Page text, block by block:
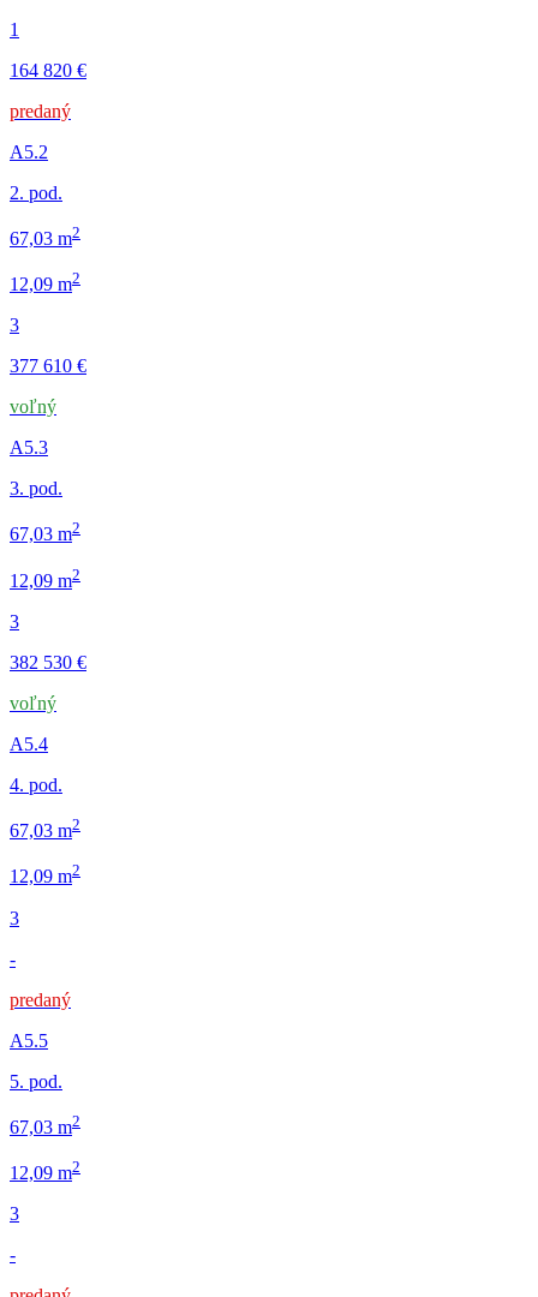
1
164 820 €
predaný
A5.2
2. pod.
67,03 m2
12,09 m2
3
377 610 €
voľný
A5.3
3. pod.
67,03 m2
12,09 m2
3
382 530 €
voľný
A5.4
4. pod.
67,03 m2
12,09 m2
3
-
predaný
A5.5
5. pod.
67,03 m2
12,09 m2
3
-